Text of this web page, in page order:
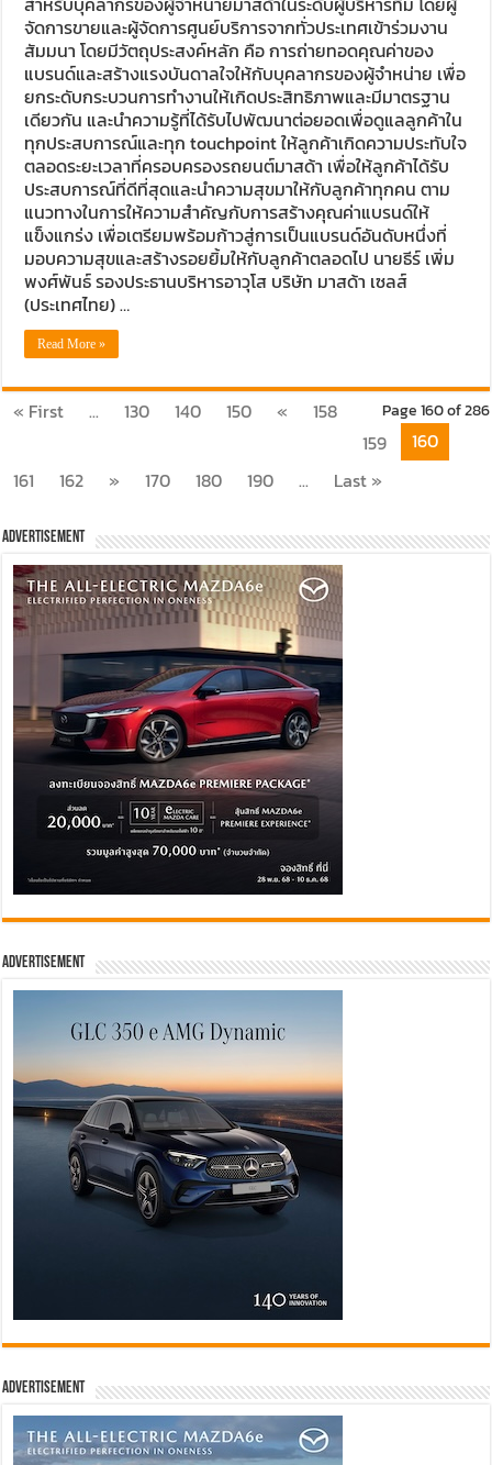
จัดการขายและผู้จัดการศูนย์บริการจากทั่วประเทศเข้าร่วมงาน
สัมมนา โดยมีวัตถุประสงค์หลัก คือ การถ่ายทอดคุณค่าของ
แบรนด์และสร้างแรงบันดาลใจให้กับบุคลากรของผู้จำหน่าย เพื่อ
ยกระดับกระบวนการทำงานให้เกิดประสิทธิภาพและมีมาตรฐาน
เดียวกัน และนำความรู้ที่ได้รับไปพัฒนาต่อยอดเพื่อดูแลลูกค้าใน
ทุกประสบการณ์และทุก touchpoint ให้ลูกค้าเกิดความประทับใจ
ตลอดระยะเวลาที่ครอบครองรถยนต์มาสด้า เพื่อให้ลูกค้าได้รับ
ประสบการณ์ที่ดีที่สุดและนำความสุขมาให้กับลูกค้าทุกคน ตาม
แนวทางในการให้ความสำคัญกับการสร้างคุณค่าแบรนด์ให้
แข็งแกร่ง เพื่อเตรียมพร้อมก้าวสู่การเป็นแบรนด์อันดับหนึ่งที่
มอบความสุขและสร้างรอยยิ้มให้กับลูกค้าตลอดไป นายธีร์ เพิ่ม
พงศ์พันธ์ รองประธานบริหารอาวุโส บริษัท มาสด้า เซลส์
(ประเทศไทย) …
Read More »
Page 160 of 286
« First ... 130 140 150 «
158
159
160
161
162 » 170 180 190 ... Last »
Advertisement
Advertisement
Advertisement